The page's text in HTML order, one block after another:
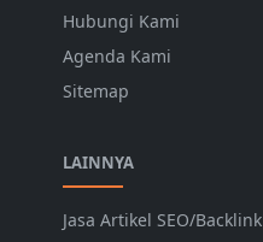
Hubungi Kami
Agenda Kami
Sitemap
LAINNYA
Jasa Artikel SEO/Backlink